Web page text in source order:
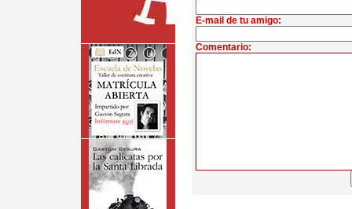
E-mail de tu amigo:
Comentario: